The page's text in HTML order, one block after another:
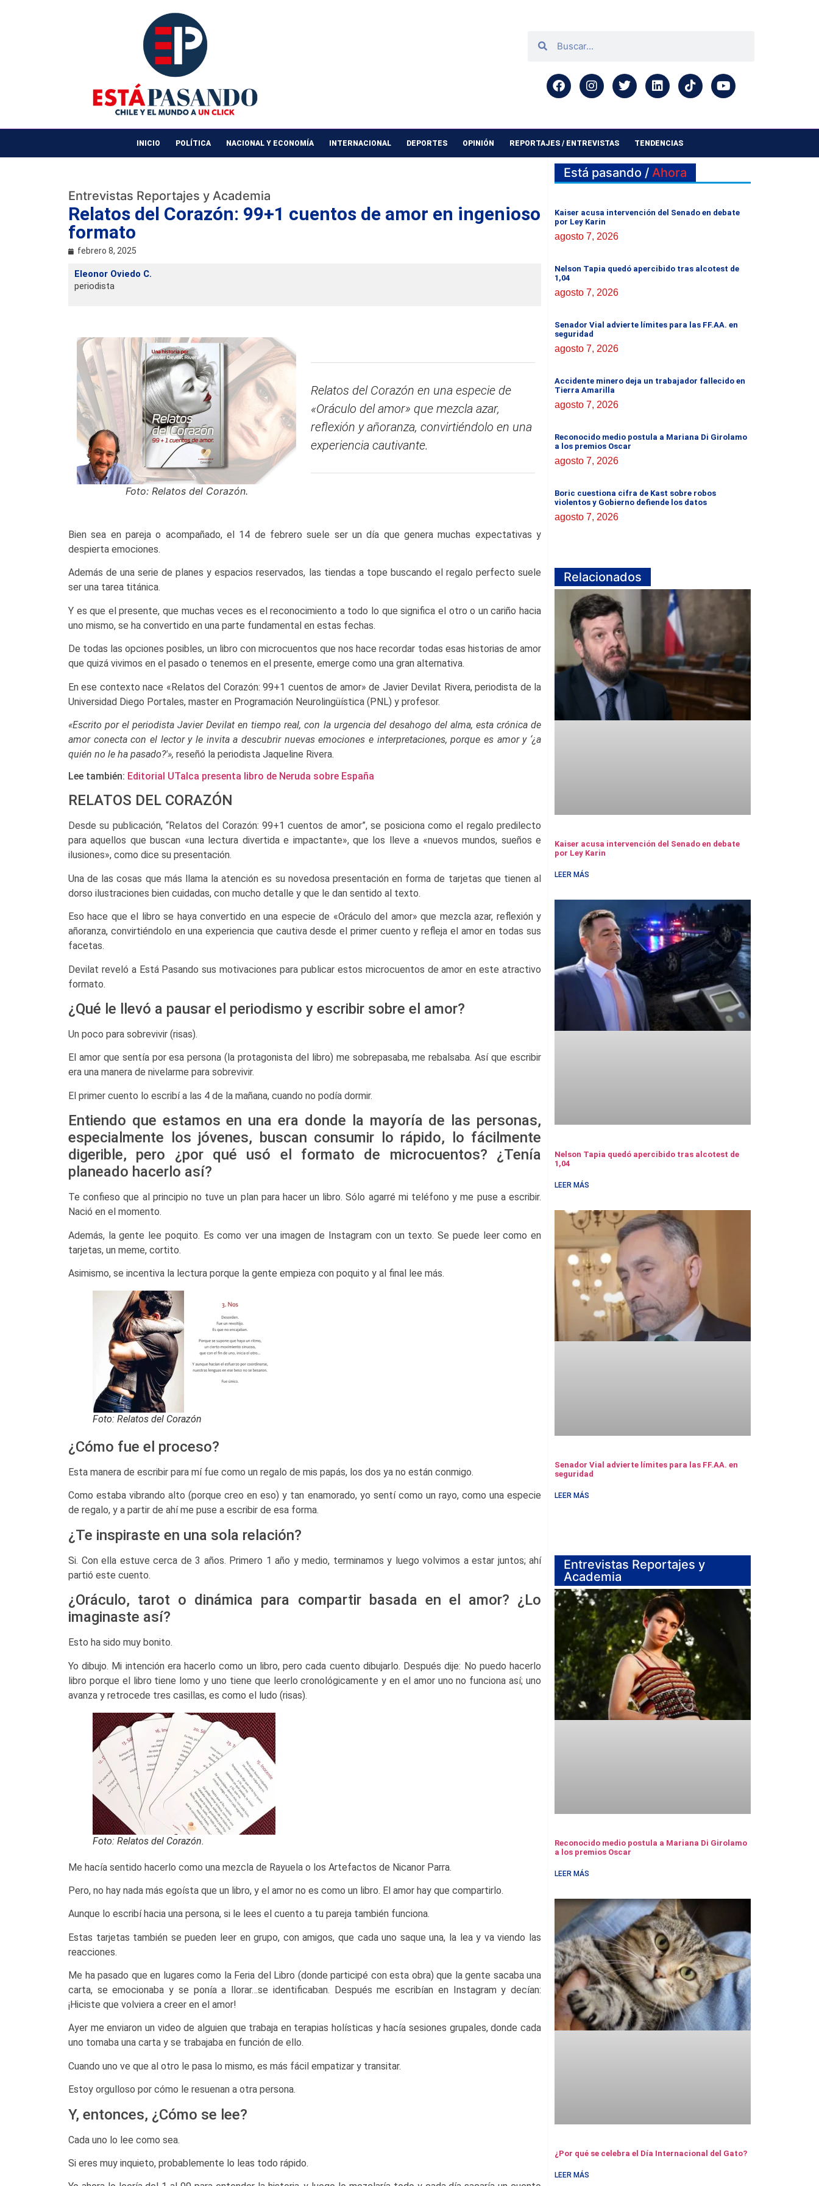
INICIO POLÍTICA NACIONAL Y ECONOMÍA INTERNACIONAL DEPORTES OPINIÓN REPORTAJES / ENTREVISTAS TENDENCIAS
Entrevistas Reportajes y Academia
Relatos del Corazón: 99+1 cuentos de amor en ingenioso
formato
febrero 8, 2025
Eleonor Oviedo C.
periodista
Foto: Relatos del Corazón.
Relatos del Corazón en una especie de
«Oráculo del amor» que mezcla azar,
reflexión y añoranza, convirtiéndolo en una
experiencia cautivante.
Bien sea en pareja o acompañado, el 14 de febrero suele ser un día que genera muchas expectativas y
despierta emociones.
Además de una serie de planes y espacios reservados, las tiendas a tope buscando el regalo perfecto suele
ser una tarea titánica.
Y es que el presente, que muchas veces es el reconocimiento a todo lo que significa el otro o un cariño hacia
uno mismo, se ha convertido en una parte fundamental en estas fechas.
De todas las opciones posibles, un libro con microcuentos que nos hace recordar todas esas historias de amor
que quizá vivimos en el pasado o tenemos en el presente, emerge como una gran alternativa.
En ese contexto nace «Relatos del Corazón: 99+1 cuentos de amor» de Javier Devilat Rivera, periodista de la
Universidad Diego Portales, master en Programación Neurolingüística (PNL) y profesor.
«Escrito por el periodista Javier Devilat en tiempo real, con la urgencia del desahogo del alma, esta crónica de
amor conecta con el lector y le invita a descubrir nuevas emociones e interpretaciones, porque es amor y ‘¿a
quién no le ha pasado?'», reseñó la periodista Jaqueline Rivera.
Lee también: Editorial UTalca presenta libro de Neruda sobre España
RELATOS DEL CORAZÓN
Desde su publicación, “Relatos del Corazón: 99+1 cuentos de amor”, se posiciona como el regalo predilecto
para aquellos que buscan «una lectura divertida e impactante», que los lleve a «nuevos mundos, sueños e
ilusiones», como dice su presentación.
Una de las cosas que más llama la atención es su novedosa presentación en forma de tarjetas que tienen al
dorso ilustraciones bien cuidadas, con mucho detalle y que le dan sentido al texto.
Eso hace que el libro se haya convertido en una especie de «Oráculo del amor» que mezcla azar, reflexión y
añoranza, convirtiéndolo en una experiencia que cautiva desde el primer cuento y refleja el amor en todas sus
facetas.
Devilat reveló a Está Pasando sus motivaciones para publicar estos microcuentos de amor en este atractivo
formato.
¿Qué le llevó a pausar el periodismo y escribir sobre el amor?
Un poco para sobrevivir (risas).
El amor que sentía por esa persona (la protagonista del libro) me sobrepasaba, me rebalsaba. Así que escribir
era una manera de nivelarme para sobrevivir.
El primer cuento lo escribí a las 4 de la mañana, cuando no podía dormir.
Entiendo que estamos en una era donde la mayoría de las personas,
especialmente los jóvenes, buscan consumir lo rápido, lo fácilmente
digerible, pero ¿por qué usó el formato de microcuentos? ¿Tenía
planeado hacerlo así?
Te confieso que al principio no tuve un plan para hacer un libro. Sólo agarré mi teléfono y me puse a escribir.
Nació en el momento.
Además, la gente lee poquito. Es como ver una imagen de Instagram con un texto. Se puede leer como en
tarjetas, un meme, cortito.
Asimismo, se incentiva la lectura porque la gente empieza con poquito y al final lee más.
Foto: Relatos del Corazón
¿Cómo fue el proceso?
Esta manera de escribir para mí fue como un regalo de mis papás, los dos ya no están conmigo.
Como estaba vibrando alto (porque creo en eso) y tan enamorado, yo sentí como un rayo, como una especie
de regalo, y a partir de ahí me puse a escribir de esa forma.
¿Te inspiraste en una sola relación?
Si. Con ella estuve cerca de 3 años. Primero 1 año y medio, terminamos y luego volvimos a estar juntos; ahí
partió este cuento.
¿Oráculo, tarot o dinámica para compartir basada en el amor? ¿Lo
imaginaste así?
Esto ha sido muy bonito.
Yo dibujo. Mi intención era hacerlo como un libro, pero cada cuento dibujarlo. Después dije: No puedo hacerlo
libro porque el libro tiene lomo y uno tiene que leerlo cronológicamente y en el amor uno no funciona así; uno
avanza y retrocede tres casillas, es como el ludo (risas).
Foto: Relatos del Corazón.
Me hacía sentido hacerlo como una mezcla de Rayuela o los Artefactos de Nicanor Parra.
Pero, no hay nada más egoísta que un libro, y el amor no es como un libro. El amor hay que compartirlo.
Aunque lo escribí hacia una persona, si le lees el cuento a tu pareja también funciona.
Estas tarjetas también se pueden leer en grupo, con amigos, que cada uno saque una, la lea y va viendo las
reacciones.
Me ha pasado que en lugares como la Feria del Libro (donde participé con esta obra) que la gente sacaba una
carta, se emocionaba y se ponía a llorar…se identificaban. Después me escribían en Instagram y decían:
¡Hiciste que volviera a creer en el amor!
Ayer me enviaron un video de alguien que trabaja en terapias holísticas y hacía sesiones grupales, donde cada
uno tomaba una carta y se trabajaba en función de ello.
Cuando uno ve que al otro le pasa lo mismo, es más fácil empatizar y transitar.
Estoy orgulloso por cómo le resuenan a otra persona.
Y, entonces, ¿Cómo se lee?
Cada uno lo lee como sea.
Si eres muy inquieto, probablemente lo leas todo rápido.
Está pasando / Ahora
Kaiser acusa intervención del Senado en debate
por Ley Karin
agosto 7, 2026
Nelson Tapia quedó apercibido tras alcotest de
1,04
agosto 7, 2026
Senador Vial advierte límites para las FF.AA. en
seguridad
agosto 7, 2026
Accidente minero deja un trabajador fallecido en
Tierra Amarilla
agosto 7, 2026
Reconocido medio postula a Mariana Di Girolamo
a los premios Oscar
agosto 7, 2026
Boric cuestiona cifra de Kast sobre robos
violentos y Gobierno defiende los datos
agosto 7, 2026
Relacionados
Kaiser acusa intervención del Senado en debate
por Ley Karin
LEER MÁS
Nelson Tapia quedó apercibido tras alcotest de
1,04
LEER MÁS
Senador Vial advierte límites para las FF.AA. en
seguridad
LEER MÁS
Entrevistas Reportajes y
Academia
Reconocido medio postula a Mariana Di Girolamo
a los premios Oscar
LEER MÁS
¿Por qué se celebra el Día Internacional del Gato?
LEER MÁS